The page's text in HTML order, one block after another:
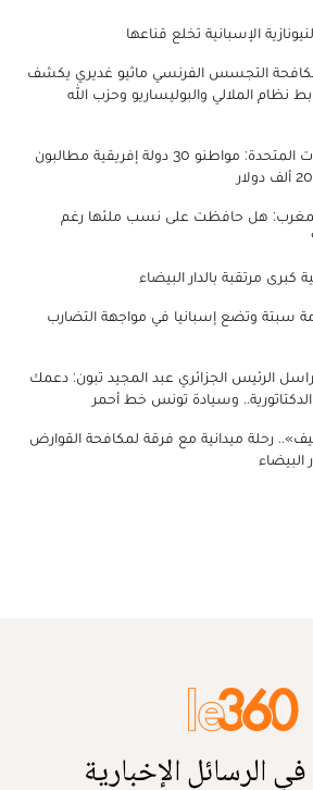
الإسبانية تخلع قناعها
التجسس الفرنسي ماثيو غديري يكشف
نظام الملالي والبوليساريو وحزب الله
تأشيرة الدخول للولايات المتحدة: مواطنو 30 دولة إفريقية مطالبون
هل حافظت على نسب ملئها رغم
مرتقبة بالدار البيضاء
سبتة وتضع إسبانيا في مواجهة التضارب
الرئيس الجزائري عبد المجيد تبون: دعمك
وسيادة تونس خط أحمر
رحلة ميدانية مع فرقة لمكافحة القوارض
البيضاء
الرسائل الإخبارية